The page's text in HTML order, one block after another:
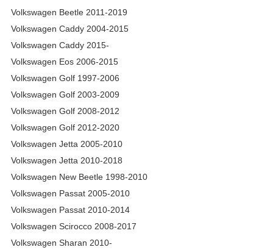
Volkswagen Beetle 2011-2019
Volkswagen Caddy 2004-2015
Volkswagen Caddy 2015-
Volkswagen Eos 2006-2015
Volkswagen Golf 1997-2006
Volkswagen Golf 2003-2009
Volkswagen Golf 2008-2012
Volkswagen Golf 2012-2020
Volkswagen Jetta 2005-2010
Volkswagen Jetta 2010-2018
Volkswagen New Beetle 1998-2010
Volkswagen Passat 2005-2010
Volkswagen Passat 2010-2014
Volkswagen Scirocco 2008-2017
Volkswagen Sharan 2010-